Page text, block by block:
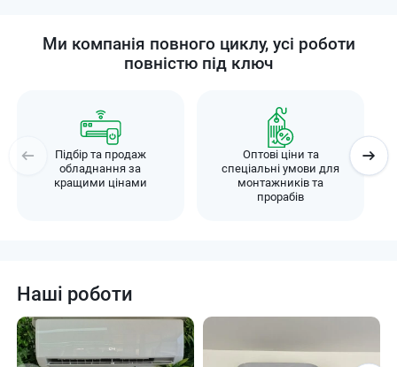
Ми компанія повного циклу, усі роботи
повністю під ключ
Підбір та продаж
обладнання за
кращими цінами
Оптові ціни та
спеціальні умови для
монтажників та
прорабів
Наші роботи